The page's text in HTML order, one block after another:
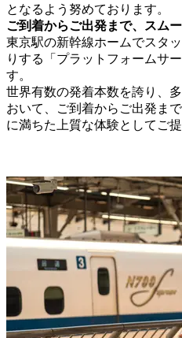
となるよう努めております。
ご到着からご出発まで、スム
東京駅の新幹線ホームでスタ
りする「プラットフォームサ
す。
世界有数の発着本数を誇り、
おいて、ご到着からご出発ま
に満ちた上質な体験としてご提